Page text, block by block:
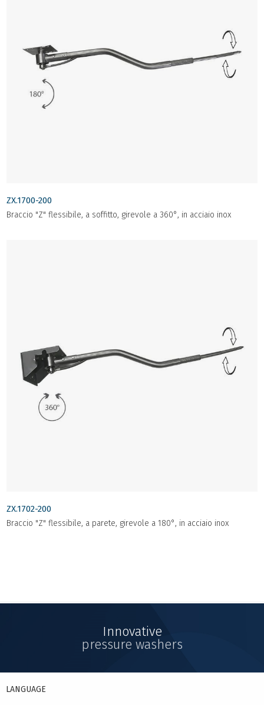
ZX.1700-200
Braccio "Z" flessibile, a soffitto, girevole a 360°, in acciaio inox
ZX.1702-200
Braccio "Z" flessibile, a parete, girevole a 180°, in acciaio inox
Innovative
pressure washers
LANGUAGE